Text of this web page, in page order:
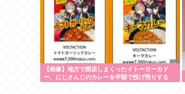
【画像】地方で閉店しまくったイトーヨーカド
ー、にじさんじのカレーを半額で投げ売りする